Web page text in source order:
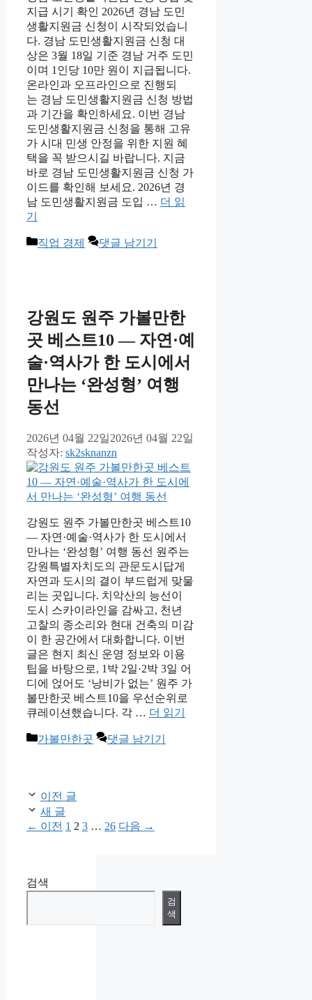
지급 시기 확인 2026년 경남 도민
생활지원금 신청이 시작되었습니
다. 경남 도민생활지원금 신청 대
상은 3월 18일 기준 경남 거주 도민
이며 1인당 10만 원이 지급됩니다.
온라인과 오프라인으로 진행되
는 경남 도민생활지원금 신청 방법
과 기간을 확인하세요. 이번 경남
도민생활지원금 신청을 통해 고유
가 시대 민생 안정을 위한 지원 혜
택을 꼭 받으시길 바랍니다. 지금
바로 경남 도민생활지원금 신청 가
이드를 확인해 보세요. 2026년 경
남 도민생활지원금 도입 … 더 읽
기
카
직업 경제 댓글 남기기
강원도 원주 가볼만한
곳 베스트10 — 자연·예
술·역사가 한 도시에서
만나는 ‘완성형’ 여행
동선
2026년 04월 22일2026년 04월 22일
작성자: sk2sknanzn
강원도 원주 가볼만한곳 베스트10
— 자연·예술·역사가 한 도시에서
만나는 ‘완성형’ 여행 동선 원주는
강원특별자치도의 관문도시답게
자연과 도시의 결이 부드럽게 맞물
리는 곳입니다. 치악산의 능선이
도시 스카이라인을 감싸고, 천년
고찰의 종소리와 현대 건축의 미감
이 한 공간에서 대화합니다. 이번
글은 현지 최신 운영 정보와 이용
팁을 바탕으로, 1박 2일·2박 3일 어
디에 얹어도 ‘낭비가 없는’ 원주 가
볼만한곳 베스트10을 우선순위로
큐레이션했습니다. 각 … 더 읽기
카
가볼만한곳 댓글 남기기
이전 글
새 글
← 이전 페
1 페
2 페
3 … 페
26 다음 →
검색
검
색